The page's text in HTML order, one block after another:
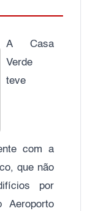
A Casa
Verde
teve
com a
que não
por
Aeroporto